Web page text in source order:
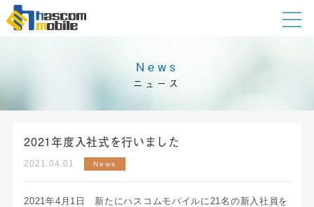
News
ニュース
2021年度入社式を行いました
2021.04.01 News
2021年4月1日 新たにハスコムモバイルに21名の新入社員を